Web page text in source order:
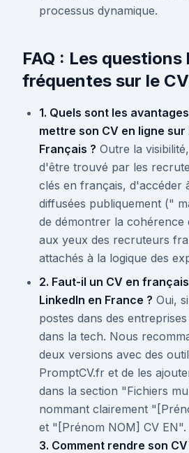
processus dynamique.
FAQ : Les questions
fréquentes sur le
1. Quels sont les
mettre son CV en ligne sur
Français ? Outre la
d'être trouvé par les
clés en français, d'accéder
diffusées publiquement ("
de démontrer la
aux yeux des recruteurs
attachés à la logique des
2. Faut-il un CV en
LinkedIn en France ? Oui,
postes dans des
dans la tech. Nous
deux versions avec des
PromptCV.fr et de les
dans la section "Fichiers
nommant clairement
et "[Prénom NOM] CV EN".
3. Comment rendre son